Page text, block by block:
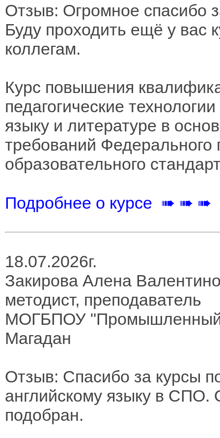
Отзыв: Огромное спасибо
Буду проходить ещё у вас
коллегам.
Курс повышения
педагогические
языку и литературе в
требований Федерального
образовательного
Подробнее о курсе ➠ ➠ ➠
18.07.2026г.
Закирова Алена
методист, преподаватель
МОГБПОУ "Промышленный
Магадан
Отзыв: Спасибо за курсы
английскому языку в
подобран.